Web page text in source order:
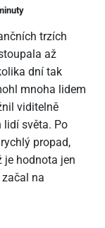
trzích
až
dní tak
mnoha lidem
viditelně
lidí světa. Po
propad,
je hodnota jen
na